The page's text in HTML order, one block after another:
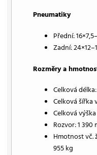
Pneumatiky
Přední:
Zadní:
Rozměry a
Celková
Celková šířka
Celková
Rozvor: 1 390
Hmotnost vč.
955 kg